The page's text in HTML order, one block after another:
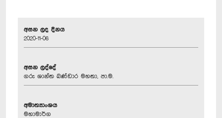
අසන ලද දිනය
2020-11-06
අසන ලද්දේ
ගරු ශාන්ත බණ්ඩාර මහතා, පා.ම.
අමාත්‍යාංශය
මහාමාර්ග